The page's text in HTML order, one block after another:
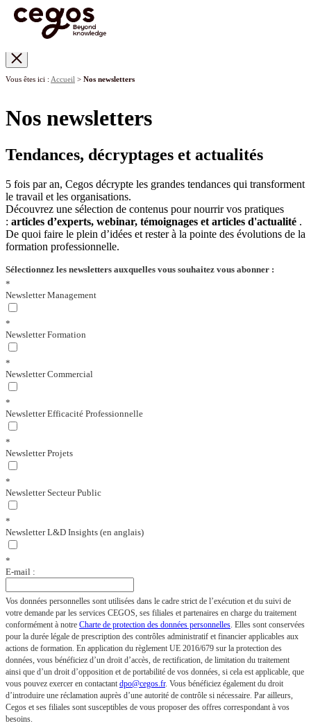
Vous êtes ici : Accueil > Nos newsletters
Nos newsletters
Tendances, décryptages et actualités
5 fois par an, Cegos décrypte les grandes tendances qui transforment
le travail et les organisations.
Découvrez une sélection de contenus pour nourrir vos pratiques
: articles d’experts, webinar, témoignages et articles d'actualité .
De quoi faire le plein d’idées et rester à la pointe des évolutions de la
formation professionnelle.
Sélectionnez les newsletters auxquelles vous souhaitez vous abonner :
*
Newsletter Management
*
Newsletter Formation
*
Newsletter Commercial
*
Newsletter Efficacité Professionnelle
*
Newsletter Projets
*
Newsletter Secteur Public
*
Newsletter L&D Insights (en anglais)
*
E-mail :
Vos données personnelles sont utilisées dans le cadre strict de l’exécution et du suivi de
votre demande par les services CEGOS, ses filiales et partenaires en charge du traitement
conformément à notre Charte de protection des données personnelles. Elles sont conservées
pour la durée légale de prescription des contrôles administratif et financier applicables aux
actions de formation. En application du règlement UE 2016/679 sur la protection des
données, vous bénéficiez d’un droit d’accès, de rectification, de limitation du traitement
ainsi que d’un droit d’opposition et de portabilité de vos données, si cela est applicable, que
vous pouvez exercer en contactant dpo@cegos.fr. Vous bénéficiez également du droit
d’introduire une réclamation auprès d’une autorité de contrôle si nécessaire. Par ailleurs,
Cegos et ses filiales sont susceptibles de vous proposer des offres correspondant à vos
besoins.